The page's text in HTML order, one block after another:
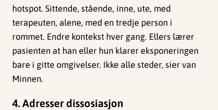
hotspot. Sittende, stående, inne, ute, med
terapeuten, alene, med en tredje person i
rommet. Endre kontekst hver gang. Ellers lærer
pasienten at han eller hun klarer eksponeringen
bare i gitte omgivelser. Ikke alle steder, sier van
Minnen.
4. Adresser dissosiasjon